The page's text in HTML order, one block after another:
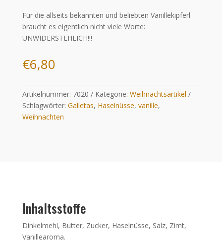
Für die allseits bekannten und beliebten Vanillekipferl
braucht es eigentlich nicht viele Worte:
UNWIDERSTEHLICH!!!
€6,80
Artikelnummer: 7020 Kategorie: Weihnachtsartikel
Schlagwörter: Galletas, Haselnüsse, vanille,
Weihnachten
Inhaltsstoffe
Dinkelmehl, Butter, Zucker, Haselnüsse, Salz, Zimt,
Vanillearoma.